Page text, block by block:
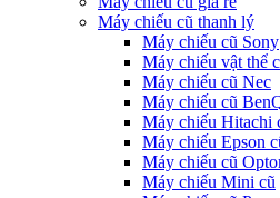
Máy chiếu cũ thanh lý
Máy chiếu cũ Sony
Máy chiếu vật thể
Máy chiếu cũ Nec
Máy chiếu cũ
Máy chiếu Hitachi
Máy chiếu Epson
Máy chiếu cũ
Máy chiếu Mini cũ